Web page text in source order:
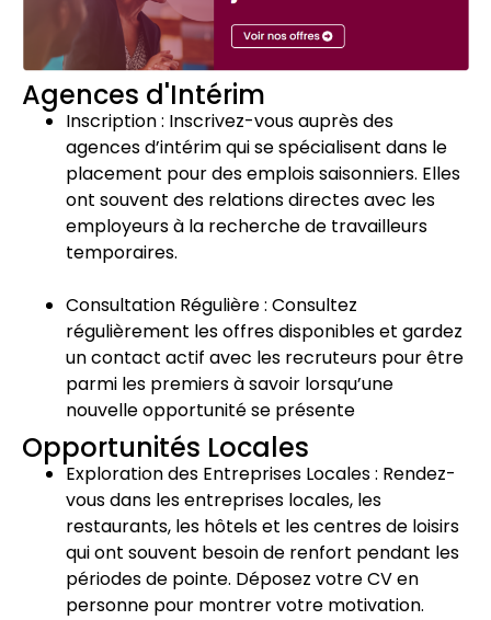
Agences d'Intérim
Inscription : Inscrivez-vous auprès des
agences d’intérim qui se spécialisent dans le
placement pour des emplois saisonniers. Elles
ont souvent des relations directes avec les
employeurs à la recherche de travailleurs
temporaires.
Consultation Régulière : Consultez
régulièrement les offres disponibles et gardez
un contact actif avec les recruteurs pour être
parmi les premiers à savoir lorsqu’une
nouvelle opportunité se présente
Opportunités Locales
Exploration des Entreprises Locales : Rendez-
vous dans les entreprises locales, les
restaurants, les hôtels et les centres de loisirs
qui ont souvent besoin de renfort pendant les
périodes de pointe. Déposez votre CV en
personne pour montrer votre motivation.